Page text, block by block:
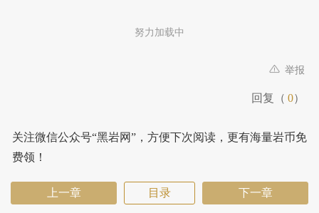
努力加载中
举报
回复（ 0）
关注微信公众号“黑岩网”，方便下次阅读，更有海量岩币免
费领！
上一章 目录 下一章